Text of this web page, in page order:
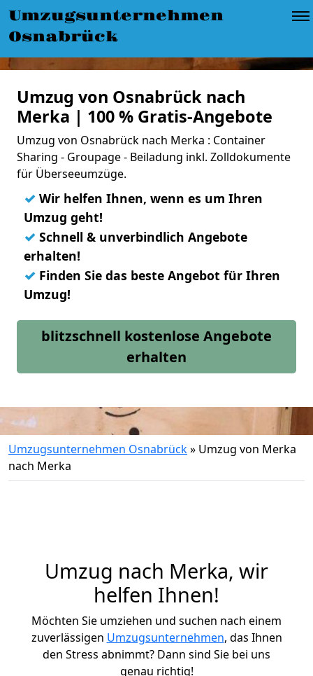
Umzugsunternehmen
Osnabrück
Umzug von Osnabrück nach
Merka | 100 % Gratis-Angebote
Umzug von Osnabrück nach Merka : Container
Sharing - Groupage - Beiladung inkl. Zolldokumente
für Überseeumzüge.
✓ Wir helfen Ihnen, wenn es um Ihren
Umzug geht!
✓ Schnell & unverbindlich Angebote
erhalten!
✓ Finden Sie das beste Angebot für Ihren
Umzug!
blitzschnell kostenlose Angebote
erhalten
Umzugsunternehmen Osnabrück» Umzug von Merka
nach Merka
Umzug nach Merka, wir
helfen Ihnen!
Möchten Sie umziehen und suchen nach einem
zuverlässigen Umzugsunternehmen, das Ihnen
den Stress abnimmt? Dann sind Sie bei uns
genau richtig!